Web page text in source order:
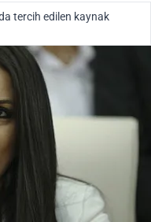
tercih edilen kaynak